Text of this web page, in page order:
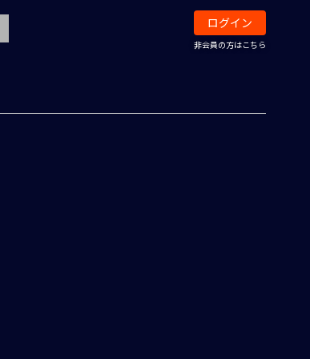
ログイン
非会員の方はこちら